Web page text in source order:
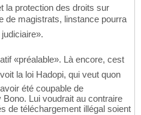
la protection des droits sur
magistrats, linstance pourra
judiciaire».
«préalable». Là encore, cest
la loi Hadopi, qui veut quon
été coupable de
Lui voudrait au contraire
de téléchargement illégal soient